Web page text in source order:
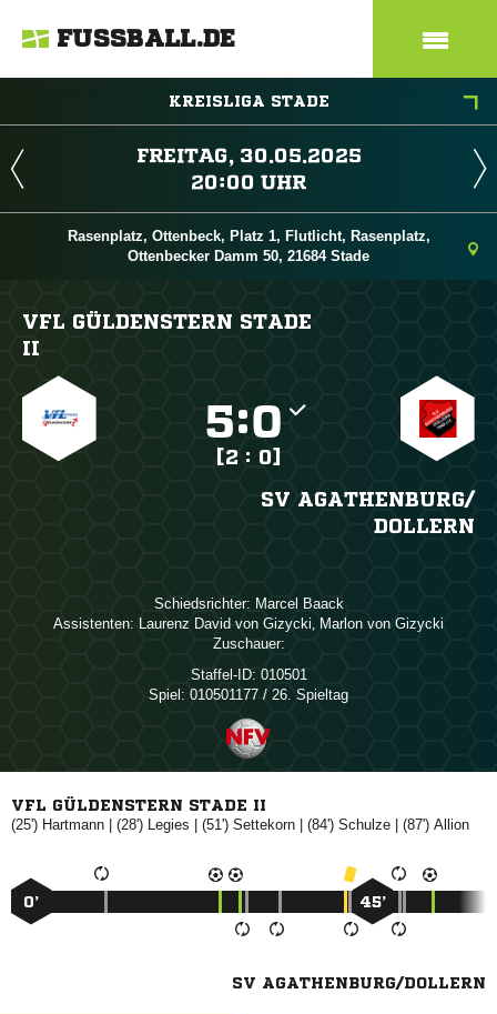
FUSSBALL.DE
KREISLIGA STADE
 
 
Rasenplatz, Ottenbeck, Platz 1, Flutlicht, Rasenplatz,
Ottenbecker Damm 50, 21684 Stade
VFL GÜLDENSTERN STADE
II
:
[2 : 0]
SV AGATHENBURG/​
DOLLERN
Schiedsrichter:  
Assistenten:    ,   
Zuschauer:
Staffel-ID: 010501
Spiel: 010501177 / 26. Spieltag
VFL GÜLDENSTERN STADE II
(25')  | (28')  | (51')  | (84')  | (87') 
0’ 45’
SV AGATHENBURG/DOLLERN